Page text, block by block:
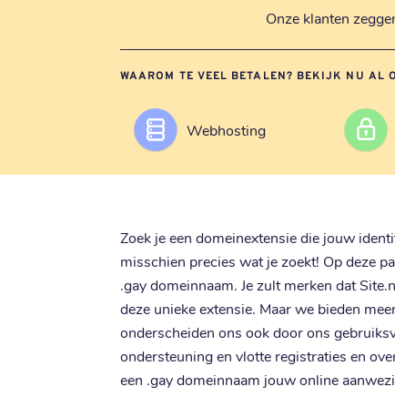
Onze klanten
WAAROM TE VEEL BETALEN? BEKIJK NU AL
Webhosting
Zoek je een domeinextensie die jouw
misschien precies wat je zoekt! Op deze
.gay domeinnaam. Je zult merken dat
deze unieke extensie. Maar we bieden
onderscheiden ons ook door ons
ondersteuning en vlotte registraties en
een .gay domeinnaam jouw online